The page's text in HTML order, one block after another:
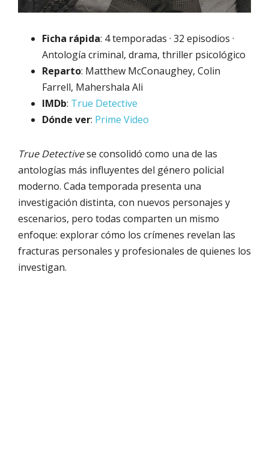
Ficha rápida: 4 temporadas · 32 episodios ·
Antología criminal, drama, thriller psicológico
Reparto: Matthew McConaughey, Colin
Farrell, Mahershala Ali
IMDb: True Detective
Dónde ver: Prime Video
True Detectivese consolidó como una de las
antologías más influyentes del género policial
moderno. Cada temporada presenta una
investigación distinta, con nuevos personajes y
escenarios, pero todas comparten un mismo
enfoque: explorar cómo los crímenes revelan las
fracturas personales y profesionales de quienes los
investigan.